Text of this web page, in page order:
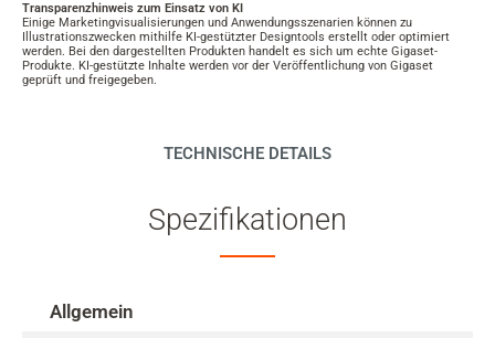
Transparenzhinweis zum Einsatz von KI
Einige Marketingvisualisierungen und Anwendungsszenarien können zu
Illustrationszwecken mithilfe KI-gestützter Designtools erstellt oder optimiert
werden. Bei den dargestellten Produkten handelt es sich um echte Gigaset-
Produkte. KI-gestützte Inhalte werden vor der Veröffentlichung von Gigaset
geprüft und freigegeben.
TECHNISCHE DETAILS
Spezifikationen
Allgemein